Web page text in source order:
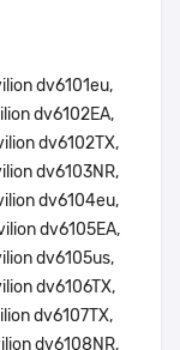
dv6101eu,
dv6102EA,
dv6102TX,
dv6103NR,
dv6104eu,
dv6105EA,
dv6105us,
dv6106TX,
dv6107TX,
dv6108NR,